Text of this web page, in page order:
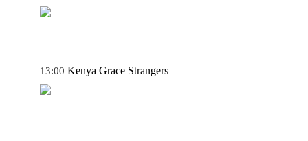
13:00 Kenya Grace Strangers